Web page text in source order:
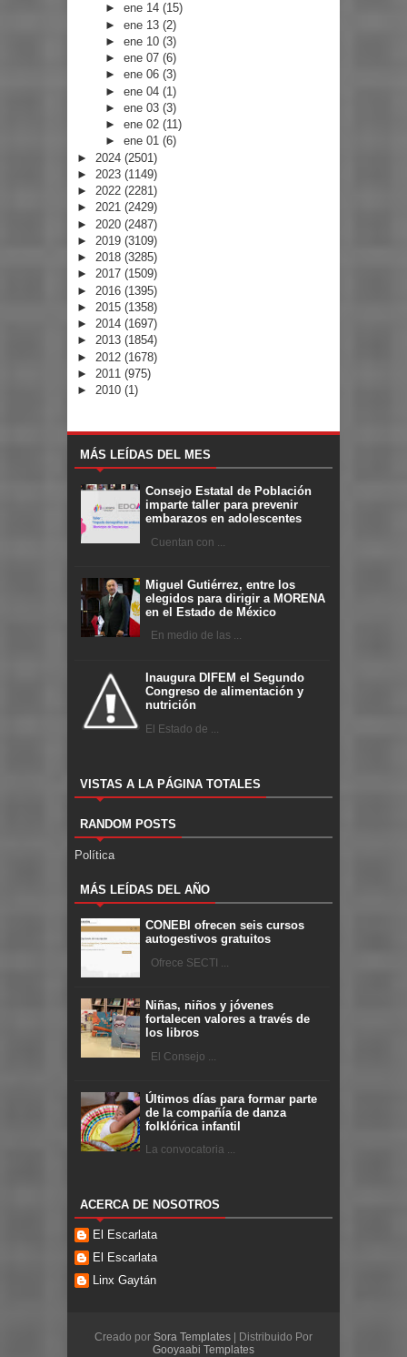
►ene 14(15)
►ene 13(2)
►ene 10(3)
►ene 07(6)
►ene 06(3)
►ene 04(1)
►ene 03(3)
►ene 02(11)
►ene 01(6)
► 2024 (2501)
► 2023 (1149)
► 2022 (2281)
► 2021 (2429)
► 2020 (2487)
► 2019 (3109)
► 2018 (3285)
► 2017 (1509)
► 2016 (1395)
► 2015 (1358)
► 2014 (1697)
► 2013 (1854)
► 2012 (1678)
► 2011 (975)
► 2010 (1)
MÁS LEÍDAS DEL MES
Consejo Estatal de Población
imparte taller para prevenir
embarazos en adolescentes
Cuentan con ...
Miguel Gutiérrez, entre los
elegidos para dirigir a MORENA
en el Estado de México
En medio de las ...
Inaugura DIFEM el Segundo
Congreso de alimentación y
nutrición
El Estado de ...
VISTAS A LA PÁGINA TOTALES
RANDOM POSTS
Política
MÁS LEÍDAS DEL AÑO
CONEBI ofrecen seis cursos
autogestivos gratuitos
Ofrece SECTI ...
Niñas, niños y jóvenes
fortalecen valores a través de
los libros
El Consejo ...
Últimos días para formar parte
de la compañía de danza
folklórica infantil
La convocatoria ...
ACERCA DE NOSOTROS
El Escarlata
El Escarlata
Linx Gaytán
Creado por Sora Templates | Distribuido Por
Gooyaabi Templates